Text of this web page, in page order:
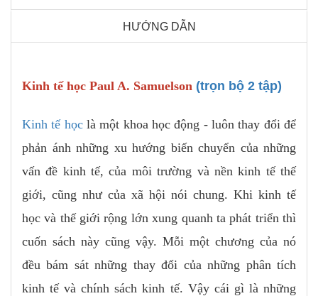
HƯỚNG DẪN
Kinh tế học Paul A. Samuelson (trọn bộ 2 tập)
Kinh tế họclà một khoa học động - luôn thay đổi để
phản ánh những xu hướng biến chuyển của những
vấn đề kinh tế, của môi trường và nền kinh tế thế
giới, cũng như của xã hội nói chung. Khi kinh tế
học và thế giới rộng lớn xung quanh ta phát triển thì
cuốn sách này cũng vậy. Mỗi một chương của nó
đều bám sát những thay đổi của những phân tích
kinh tế và chính sách kinh tế. Vậy cái gì là những